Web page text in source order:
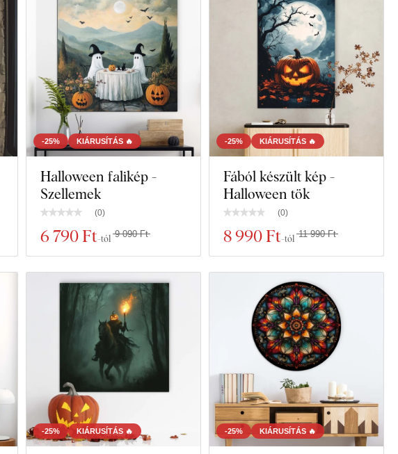
-25% KIÁRUSÍTÁS 🔥
Halloween falikép -
Szellemek
(0)
6 790 Ft-tól 9 090 Ft
-25% KIÁRUSÍTÁS 🔥
Fából készült kép -
Halloween tök
(0)
8 990 Ft-tól 11 990 Ft
-25% KIÁRUSÍTÁS 🔥 -25% KIÁRUSÍTÁS 🔥